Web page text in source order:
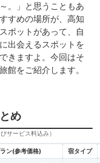
。」と思うこともあ
すめの場所が、高知
ポットがあって、自
出会えるスポットを
きますよ。今回はそ
館をご紹介します。
め
サービス料込み）
ン(参考価格) 宿タイプ